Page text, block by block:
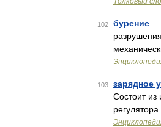
102 бурение —
103 зарядное
Состоит